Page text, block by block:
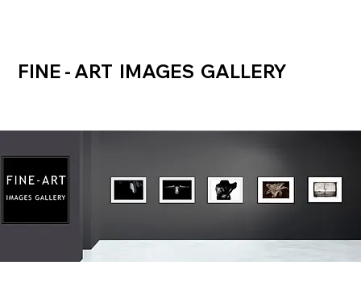
FINE - ART IMAGES GALLERY